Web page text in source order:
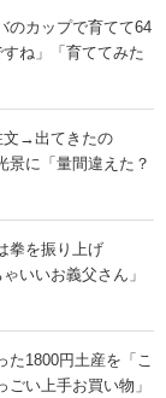
のカップで育てて64
ね」「育ててみた
文→出てきたの
に「量間違えた？
拳を振り上げ
いお義父さん」
た1800円土産を「こ
い上手お買い物」